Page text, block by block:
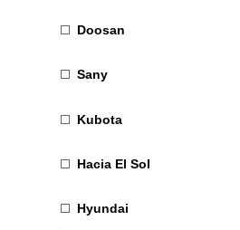
Doosan
Sany
Kubota
Hacia El Sol
Hyundai